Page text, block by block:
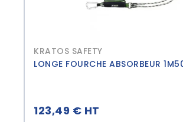
KRATOS SAFETY
LONGE FOURCHE ABSORBEUR
123,49 € HT